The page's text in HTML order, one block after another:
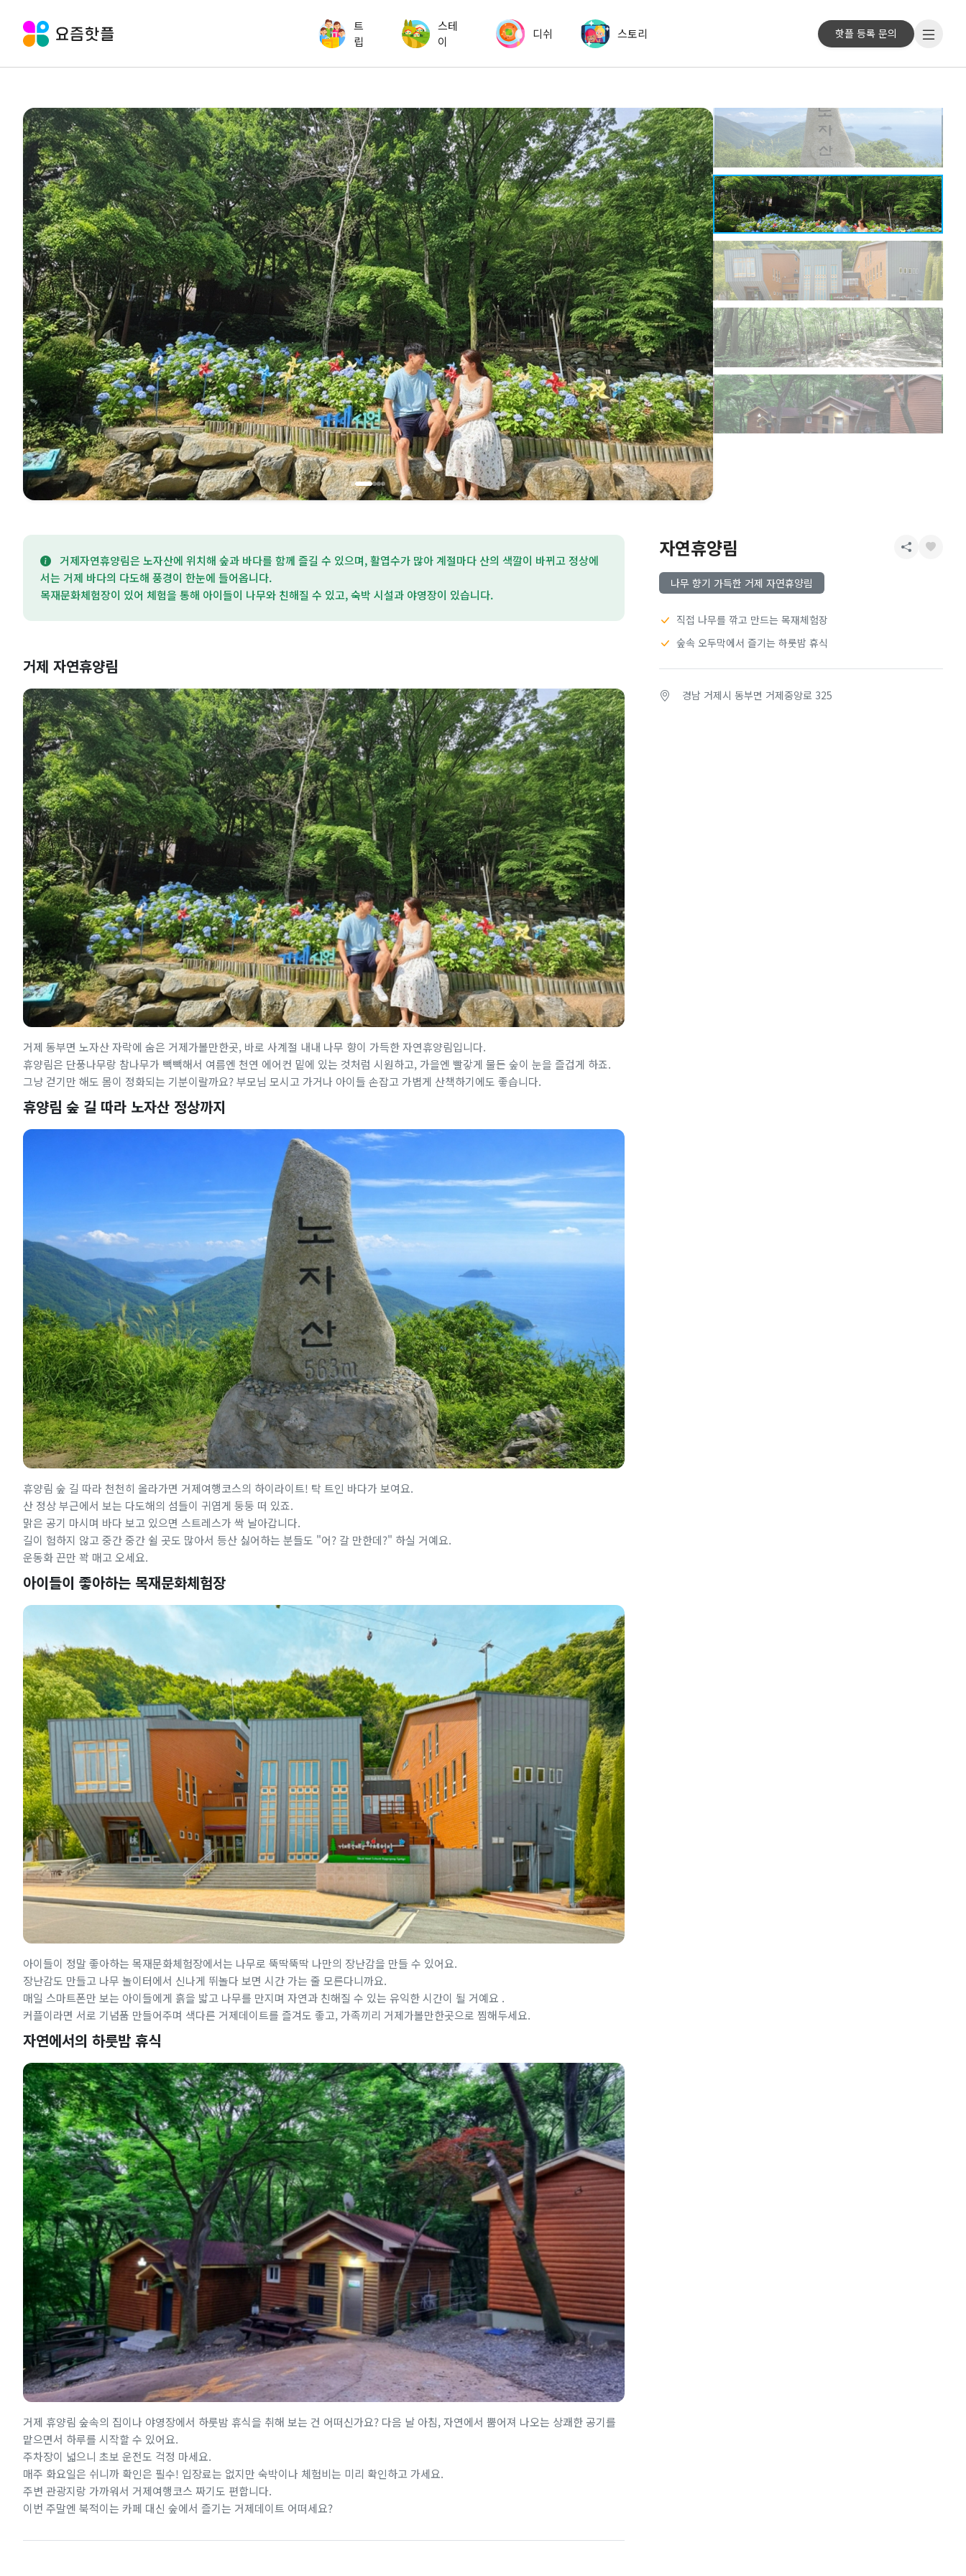
트
립
스테
이
디쉬 스토리 핫플 등록
거제자연휴양림은 노자산에 위치해 숲과 바다를 함께 즐길 수 있으며, 활엽수가 많아 계절마다 산의 색깔이 바뀌고 정상에
서는 거제 바다의 다도해 풍경이 한눈에 들어옵니다.
목재문화체험장이 있어 체험을 통해 아이들이 나무와 친해질 수 있고, 숙박 시설과 야영장이 있습니다.
거제 자연휴양림
거제 동부면 노자산 자락에 숨은 거제가볼만한곳, 바로 사계절 내내 나무 향이 가득한 자연휴양림입니다.
휴양림은 단풍나무랑 참나무가 빽빽해서 여름엔 천연 에어컨 밑에 있는 것처럼 시원하고, 가을엔 빨갛게 물든 숲이 눈을 즐겁게 하죠.
그냥 걷기만 해도 몸이 정화되는 기분이랄까요? 부모님 모시고 가거나 아이들 손잡고 가볍게 산책하기에도 좋습니다.
휴양림 숲 길 따라 노자산 정상까지
휴양림 숲 길 따라 천천히 올라가면 거제여행코스의 하이라이트! 탁 트인 바다가 보여요.
산 정상 부근에서 보는 다도해의 섬들이 귀엽게 둥둥 떠 있죠.
맑은 공기 마시며 바다 보고 있으면 스트레스가 싹 날아갑니다.
길이 험하지 않고 중간 중간 쉴 곳도 많아서 등산 싫어하는 분들도 "어? 갈 만한데?" 하실 거예요.
운동화 끈만 꽉 매고 오세요.
아이들이 좋아하는 목재문화체험장
아이들이 정말 좋아하는 목재문화체험장에서는 나무로 뚝딱뚝딱 나만의 장난감을 만들 수 있어요.
장난감도 만들고 나무 놀이터에서 신나게 뛰놀다 보면 시간 가는 줄 모른다니까요.
매일 스마트폰만 보는 아이들에게 흙을 밟고 나무를 만지며 자연과 친해질 수 있는 유익한 시간이 될 거예요 .
커플이라면 서로 기념품 만들어주며 색다른 거제데이트를 즐겨도 좋고, 가족끼리 거제가볼만한곳으로 찜해두세요.
자연에서의 하룻밤 휴식
거제 휴양림 숲속의 집이나 야영장에서 하룻밤 휴식을 취해 보는 건 어떠신가요? 다음 날 아침, 자연에서 뿜어져 나오는 상쾌한 공기를
맡으면서 하루를 시작할 수 있어요.
주차장이 넓으니 초보 운전도 걱정 마세요.
매주 화요일은 쉬니까 확인은 필수! 입장료는 없지만 숙박이나 체험비는 미리 확인하고 가세요.
주변 관광지랑 가까워서 거제여행코스 짜기도 편합니다.
이번 주말엔 북적이는 카페 대신 숲에서 즐기는 거제데이트 어떠세요?
자연휴양림
나무 향기 가득한 거제 자연휴양림
직접 나무를 깎고 만드는 목재체험장
숲속 오두막에서 즐기는 하룻밤 휴식
경남 거제시 동부면 거제중앙로 325